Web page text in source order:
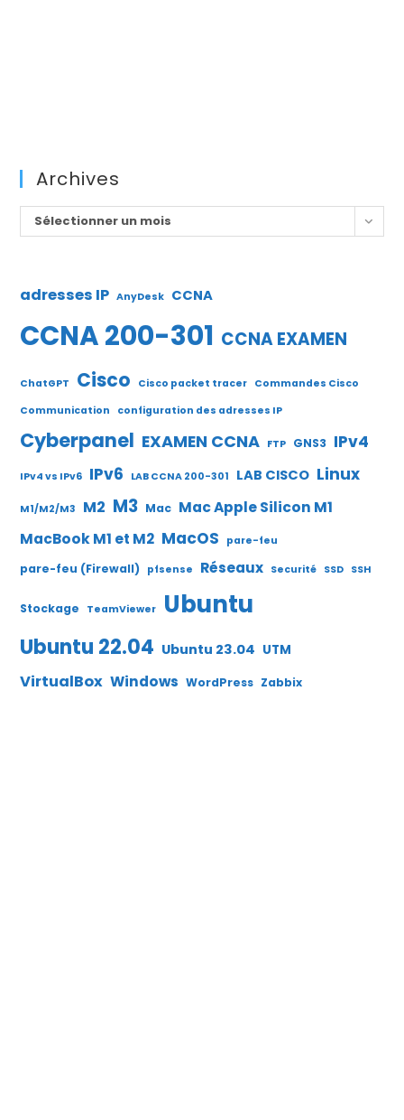
Archives
Archives
Sélectionner un mois
adresses IP AnyDesk CCNA
CCNA 200-301 CCNA EXAMEN
ChatGPT Cisco Cisco packet tracer Commandes Cisco
Communication
configuration des adresses IP
Cyberpanel EXAMEN CCNA FTP GNS3 IPv4
IPv4 vs IPv6 IPv6 LAB CCNA 200-301 LAB CISCO Linux
M1/M2/M3 M2 M3 Mac Mac Apple Silicon M1
MacBook M1 et M2 MacOS pare-feu
pare-feu (Firewall) pfsense Réseaux Securité SSD SSH
Stockage TeamViewer Ubuntu
Ubuntu 22.04 Ubuntu 23.04 UTM
VirtualBox Windows WordPress Zabbix